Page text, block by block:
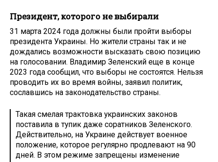
Президент, которого не выбирали
31 марта 2024 года должны были пройти выборы
президента Украины. Но жители страны так и не
дождались возможности высказать свою позицию
на голосовании. Владимир Зеленский еще в конце
2023 года сообщил, что выборы не состоятся. Нельзя
проводить их во время войны, заявил политик,
сославшись на законодательство страны.
Такая смелая трактовка украинских законов
поставила в тупик даже соратников Зеленского.
Действительно, на Украине действует военное
положение, которое регулярно продлевают на 90
дней. В этом режиме запрещены изменение